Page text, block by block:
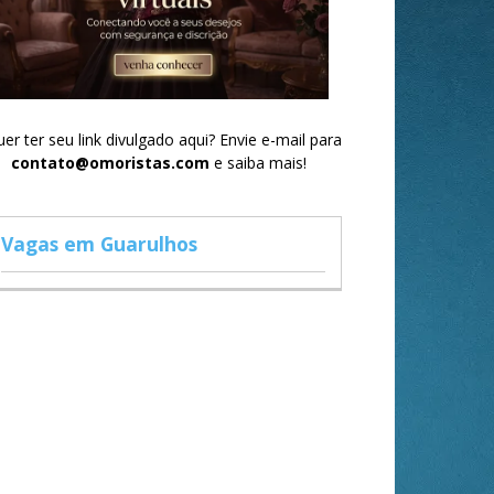
ter seu link divulgado aqui? Envie e-mail para
contato@omoristas.com e saiba mais!
Vagas em Guarulhos